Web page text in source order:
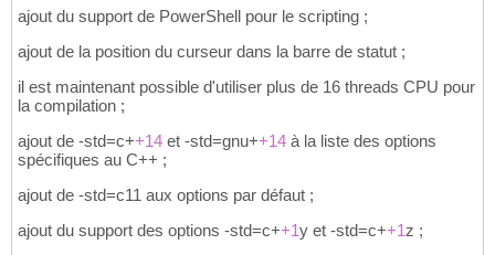
ajout du support de PowerShell pour le scripting ;
ajout de la position du curseur dans la barre de statut ;
il est maintenant possible d'utiliser plus de 16 threads CPU pour
la compilation ;
ajout de -std=c++14 et -std=gnu++14 à la liste des options
spécifiques au C++ ;
ajout de -std=c11 aux options par défaut ;
ajout du support des options -std=c++1y et -std=c++1z ;